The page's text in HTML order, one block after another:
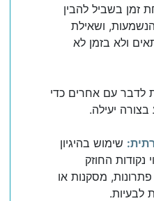
זמן בשביל להבין
ושאילת
ולא בזמן לא
לדבר עם אחרים כדי
יעילה.
שימוש בהיגיון
נקודות החוזק
מסקנות או
לבעיות.